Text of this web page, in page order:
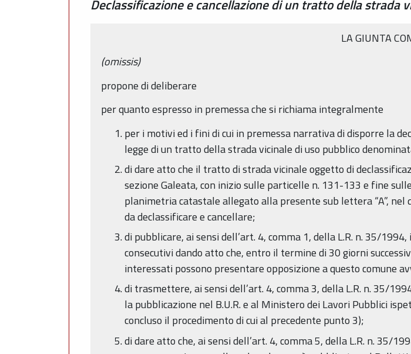
Declassificazione e cancellazione di un tratto della strada
LA GIUNTA
(omissis)
propone di deliberare
per quanto espresso in premessa che si richiama integralmente
per i motivi ed i fini di cui in premessa narrativa di disporre la
legge di un tratto della strada vicinale di uso pubblico
di dare atto che il tratto di strada vicinale oggetto di
sezione Galeata, con inizio sulle particelle n. 131-133 e fine
planimetria catastale allegato alla presente sub lettera “A”,
da declassificare e cancellare;
di pubblicare, ai sensi dell’art. 4, comma 1, della L.R. n. 35/
consecutivi dando atto che, entro il termine di 30 giorni
interessati possono presentare opposizione a questo comune
di trasmettere, ai sensi dell’art. 4, comma 3, della L.R. n. 35/
la pubblicazione nel B.U.R. e al Ministero dei Lavori Pubblici
concluso il procedimento di cui al precedente punto 3);
di dare atto che, ai sensi dell’art. 4, comma 5, della L.R. n. 35/